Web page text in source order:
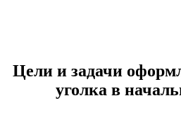
Цели и задачи
уголка в